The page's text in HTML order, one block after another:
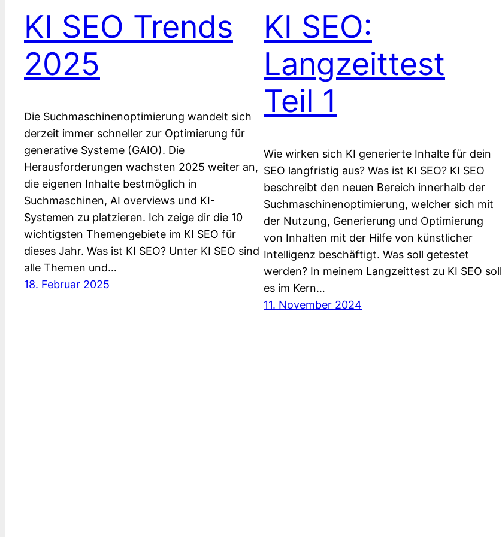
KI SEO Trends
2025
Die Suchmaschinenoptimierung wandelt sich
derzeit immer schneller zur Optimierung für
generative Systeme (GAIO). Die
Herausforderungen wachsten 2025 weiter an,
die eigenen Inhalte bestmöglich in
Suchmaschinen, AI overviews und KI-
Systemen zu platzieren. Ich zeige dir die 10
wichtigsten Themengebiete im KI SEO für
dieses Jahr. Was ist KI SEO? Unter KI SEO sind
alle Themen und…
18. Februar 2025
KI SEO:
Langzeittest
Teil 1
Wie wirken sich KI generierte Inhalte für dein
SEO langfristig aus? Was ist KI SEO? KI SEO
beschreibt den neuen Bereich innerhalb der
Suchmaschinenoptimierung, welcher sich mit
der Nutzung, Generierung und Optimierung
von Inhalten mit der Hilfe von künstlicher
Intelligenz beschäftigt. Was soll getestet
werden? In meinem Langzeittest zu KI SEO soll
es im Kern…
11. November 2024